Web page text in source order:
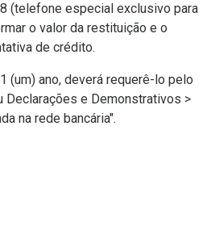
(telefone especial exclusivo para
o valor da restituição e o
de crédito.
(um) ano, deverá requerê-lo pelo
Declarações e Demonstrativos >
na rede bancária".